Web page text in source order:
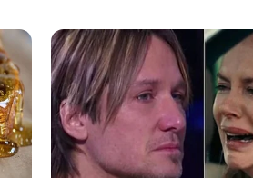
WhatsApp
കേസിൽ മൂന്നാം
വീട്ടിൽ മുഹമ്മദ്